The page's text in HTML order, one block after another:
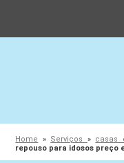
Home » Serviços » casas
repouso para idosos preço